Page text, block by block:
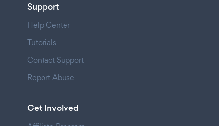
Support
Help Center
Tutorials
Contact Support
Report Abuse
Get Involved